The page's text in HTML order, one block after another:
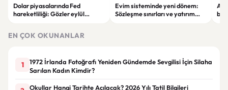
Dolar piyasalarında Fed
hareketliliği: Gözler eylül
Evim sisteminde yeni dönem:
Sözleşme sınırları ve yatırım
EN ÇOK OKUNANLAR
1
1972 İrlanda Fotoğrafı Yeniden Gündemde Sevgilisi İçin Silaha
Sarılan Kadın Kimdir?
Okullar Hangi Tarihte Açılacak? 2026 Yılı Tatil Bilgileri